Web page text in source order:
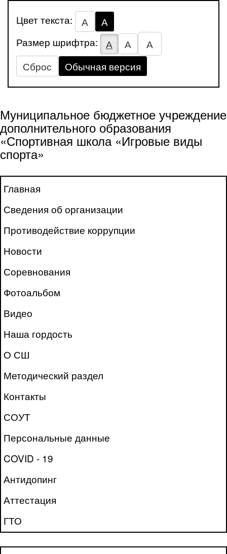
Цвет текста: А
А
Размер шрифтра:
А А
А
Сброс
Обычная версия
Муниципальное бюджетное учреждение
дополнительного образования
«Спортивная школа «Игровые виды
спорта»
Главная
Сведения об организации
Противодействие коррупции
Новости
Соревнования
Фотоальбом
Видео
Наша гордость
О СШ
Методический раздел
Контакты
СОУТ
Персональные данные
COVID - 19
Антидопинг
Аттестация
ГТО